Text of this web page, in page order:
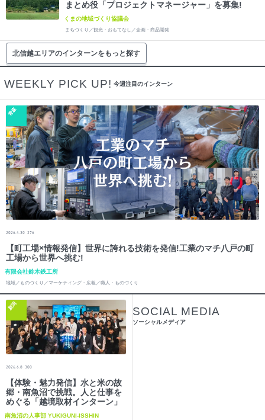
まとめ役「プロジェクトマネージャー」を募集!
くまの地域づくり協議会
まちづくり／観光・おもてなし／企画・商品開発
北信越エリアのインターンをもっと探す
WEEKLY PICK UP! 今週注目のインターン
青森
2026.4.30 276
【町工場×情報発信】世界に誇れる技術を発信!工業のマチ八戸の町
工場から世界へ挑む!
有限会社鈴木鉄工所
地域／ものづくり／マーケティング・広報／職人・ものづくり
新潟
2026.6.8 300
【体験・魅力発信】水と米の故
郷・南魚沼で挑戦。人と仕事を
めぐる「越境取材インターン」
南魚沼の人事部 YUKIGUNI-ISSHIN
SOCIAL MEDIA
ソーシャルメディア